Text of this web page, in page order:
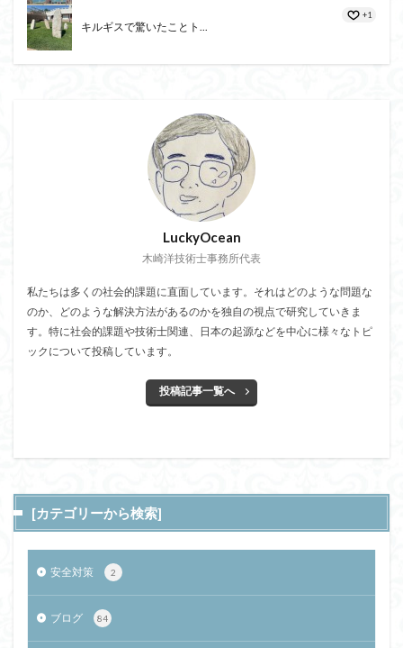
キルギスで驚いたことト...
+1
LuckyOcean
木崎洋技術士事務所代表
私たちは多くの社会的課題に直面しています。それはどのような問題な
のか、どのような解決方法があるのかを独自の視点で研究していきま
す。特に社会的課題や技術士関連、日本の起源などを中心に様々なトピ
ックについて投稿しています。
投稿記事一覧へ
[カテゴリーから検索]
安全対策 2
ブログ 84